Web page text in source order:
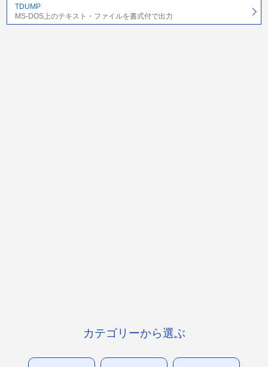
TDUMP
MS-DOS上のテキスト・ファイルを書式付で出力
カテゴリーから選ぶ